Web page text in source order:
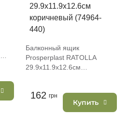
Балконный ящик
Prosperplast RATOLLA
29.9х11.9х12.6см
162 грн
Купить